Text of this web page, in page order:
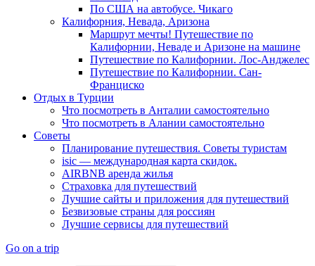
По США на автобусе. Чикаго
Калифорния, Невада, Аризона
Маршрут мечты! Путешествие по
Калифорнии, Неваде и Аризоне на машине
Путешествие по Калифорнии. Лос-Анджелес
Путешествие по Калифорнии. Сан-
Франциско
Отдых в Турции
Что посмотреть в Анталии самостоятельно
Что посмотреть в Алании самостоятельно
Советы
Планирование путешествия. Советы туристам
isic — международная карта скидок.
AIRBNB аренда жилья
Страховка для путешествий
Лучшие сайты и приложения для путешествий
Безвизовые страны для россиян
Лучшие сервисы для путешествий
Go on a trip